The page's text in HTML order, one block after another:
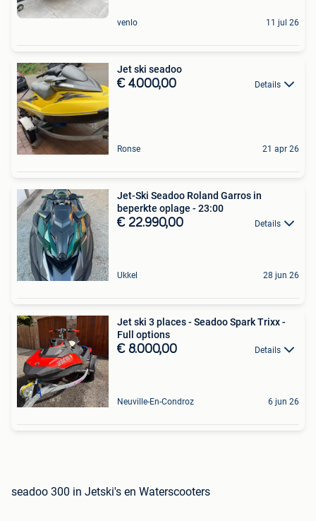
venlo 11 jul 26
Jet ski seadoo
€ 4.000,00 Details
Ronse 21 apr 26
Jet-Ski Seadoo Roland Garros in
beperkte oplage - 23:00
€ 22.990,00 Details
Ukkel 28 jun 26
Jet ski 3 places - Seadoo Spark Trixx -
Full options
€ 8.000,00 Details
Neuville-En-Condroz 6 jun 26
seadoo 300 in Jetski's en Waterscooters